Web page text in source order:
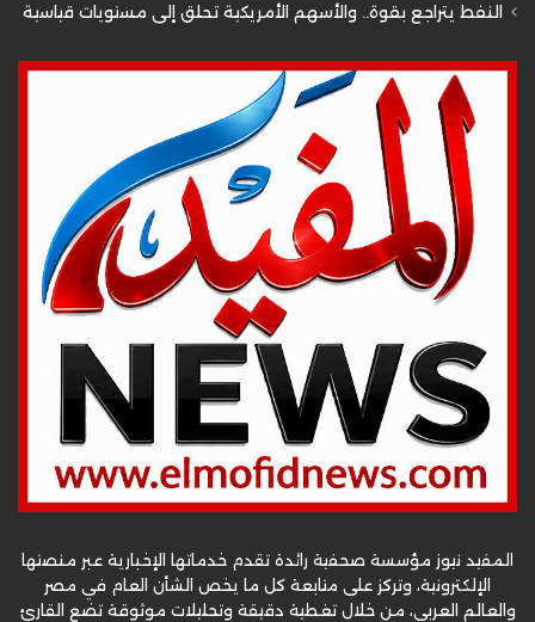
النفط يتراجع بقوة.. والأسهم الأمريكية تحلق إلى مستويات قياسية
المفيد نيوز مؤسسة صحفية رائدة تقدم خدماتها الإخبارية عبر منصتها
الإلكترونية، وتركز على متابعة كل ما يخص الشأن العام في مصر
والعالم العربي، من خلال تغطية دقيقة وتحليلات موثوقة تضع القارئ